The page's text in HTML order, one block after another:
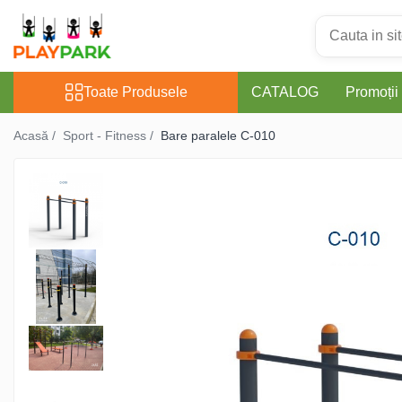
Toate Produsele
Complexe de Joacă
MultiPlay
ROBINIA
WOOD (pentru casă și
grădină)
Toate Produsele CATALOG Promoții
Acasă / Sport - Fitness / Bare paralele C-010